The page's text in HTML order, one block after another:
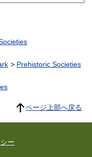
Prehistoric Societies
ページ上部へ戻る
ー